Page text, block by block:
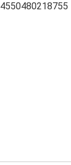
4550480218755